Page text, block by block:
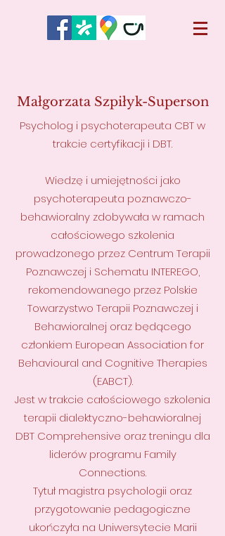
Małgorzata Szpiłyk-Superson
Psycholog i psychoterapeuta CBT w
trakcie certyfikacji i DBT.
Wiedzę i umiejętności jako
psychoterapeuta poznawczo-
behawioralny zdobywała w ramach
całościowego szkolenia
prowadzonego przez Centrum Terapii
Poznawczej i Schematu INTEREGO,
rekomendowanego przez Polskie
Towarzystwo Terapii Poznawczej i
Behawioralnej oraz będącego
członkiem European Association for
Behavioural and Cognitive Therapies
(EABCT).
Jest w trakcie całościowego szkolenia
terapii dialektyczno-behawioralnej
DBT Comprehensive oraz treningu dla
liderów programu Family
Connections.
Tytuł magistra psychologii oraz
przygotowanie pedagogiczne
ukończyła na Uniwersytecie Marii